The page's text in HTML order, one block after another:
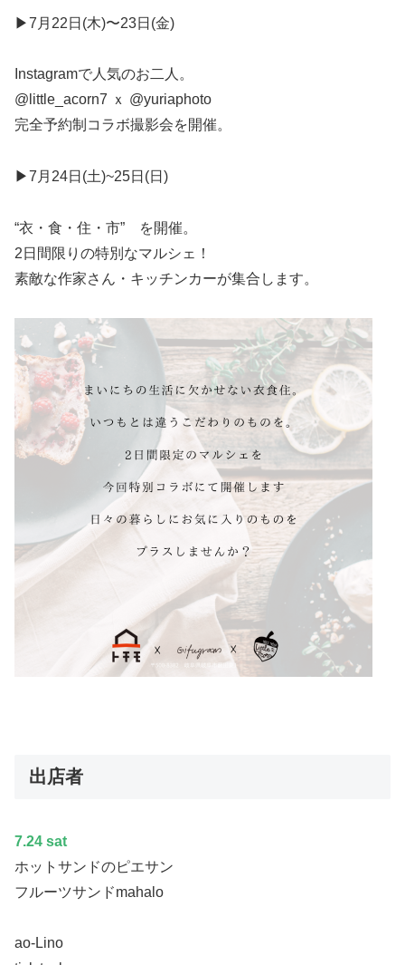
▶︎7月22日(木)〜23日(金)
Instagramで人気のお二人。
@little_acorn7 ｘ @yuriaphoto
完全予約制コラボ撮影会を開催。
▶︎7月24日(土)~25日(日)
“衣・食・住・市” を開催。
2日間限りの特別なマルシェ！
素敵な作家さん・キッチンカーが集合します。
出店者
7.24 sat
ホットサンドのピエサン
フルーツサンドmahalo
ao-Lino